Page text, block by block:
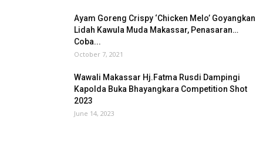
Ayam Goreng Crispy ‘Chicken Melo’ Goyangkan
Lidah Kawula Muda Makassar, Penasaran…
Coba...
October 7, 2021
Wawali Makassar Hj.Fatma Rusdi Dampingi
Kapolda Buka Bhayangkara Competition Shot
2023
June 14, 2023